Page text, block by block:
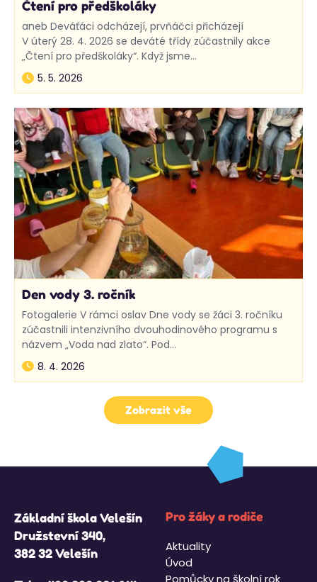
Čtení pro předškoláky
aneb Deváťáci odcházejí, prvňáčci přicházejí
V úterý 28. 4. 2026 se deváté třídy zúčastnily akce
„Čtení pro předškoláky“. Když jsme…
5. 5. 2026
Den vody 3. ročník
Fotogalerie V rámci oslav Dne vody se žáci 3. ročníku
zúčastnili intenzivního dvouhodinového programu s
názvem „Voda nad zlato“. Pod…
8. 4. 2026
Zobrazit vše
Základní škola Velešín
Družstevní 340,
382 32 Velešín
Pro žáky a rodiče
Aktuality
Úvod
Pomůcky na školní rok